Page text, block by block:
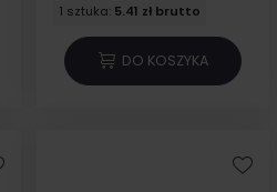
1 sztuka: 5.41 zł brutto
DO KOSZYKA